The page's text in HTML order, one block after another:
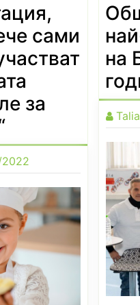
сами
за
на
Talia